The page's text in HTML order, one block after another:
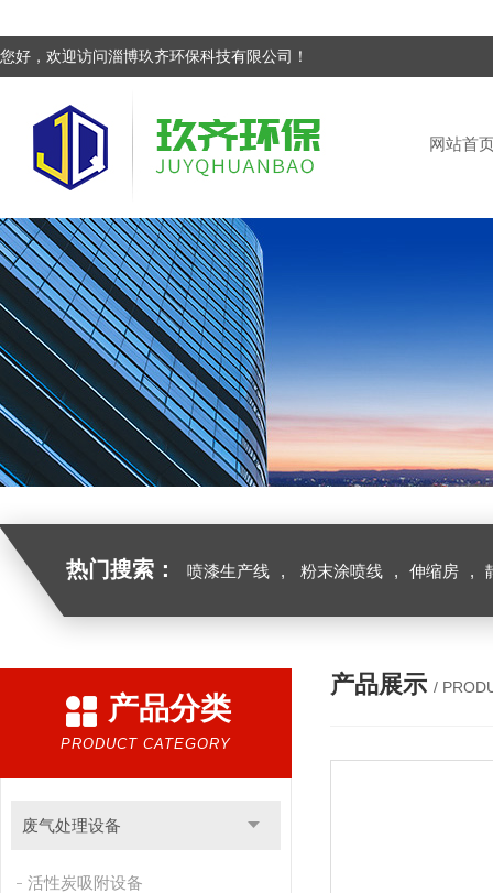
您好，欢迎访问淄博玖齐环保科技有限公司！
网站首
热门搜索： 喷漆生产线 , 粉末涂喷线 , 伸缩房 ,
产品分类
PRODUCT CATEGORY
废气处理设备
活性炭吸附设备
产品展示 /